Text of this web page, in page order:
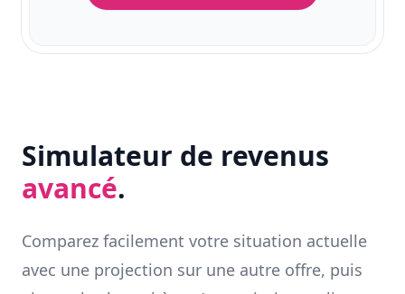
Simulateur de revenus
avancé.
Comparez facilement votre situation actuelle
avec une projection sur une autre offre, puis